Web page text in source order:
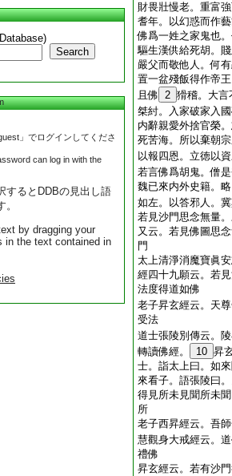
Search
」でログインしてくださ
can log in with the
するとDDBの見出し語
by dragging your
in the text contained in
財畏壯慢老。重富
耆年。以幻惑而作
佛爲一姓之家鬼也
驅生漢供給死胡。
嚴父而敬他人。何
置一盆殘飯得作帝
且佛 2 猾稽。大言
桀紂。入家破家入
内辭親愛外捨官榮
死苦海。所以棄朝
以報四恩。立徳以
若言佛爲胡鬼。僧
魏已來内外史籍。
如左。以答邪人。
若見沙門思念無量
又云。若見佛圖思
門
太上清淨消魔寶眞
經四十九願云。若
法度得道如佛
老子昇玄經云。天
受法
道士張陵別傳云。
轉讀佛經。
10 昇
士。詣太上曰。如
來看子。語張陵曰
得見所未見聞所未
所
老子西昇經云。吾
慧觀身大戒經云。
禮佛
昇玄經云。若有沙